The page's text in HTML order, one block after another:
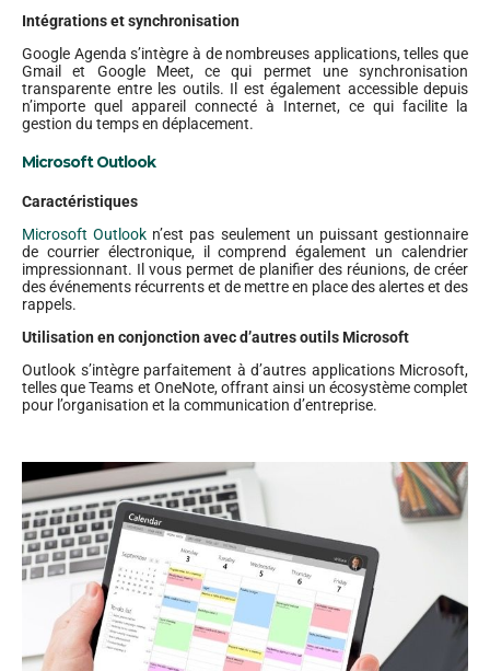
Intégrations et synchronisation
Google Agenda s’intègre à de nombreuses applications, telles que
Gmail et Google Meet, ce qui permet une synchronisation
transparente entre les outils. Il est également accessible depuis
n’importe quel appareil connecté à Internet, ce qui facilite la
gestion du temps en déplacement.
Microsoft Outlook
Caractéristiques
Microsoft Outlook n’est pas seulement un puissant gestionnaire
de courrier électronique, il comprend également un calendrier
impressionnant. Il vous permet de planifier des réunions, de créer
des événements récurrents et de mettre en place des alertes et des
rappels.
Utilisation en conjonction avec d’autres outils Microsoft
Outlook s’intègre parfaitement à d’autres applications Microsoft,
telles que Teams et OneNote, offrant ainsi un écosystème complet
pour l’organisation et la communication d’entreprise.